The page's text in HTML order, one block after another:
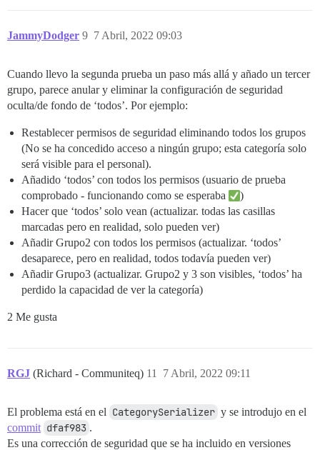
JammyDodger 7 Abril, 2022 09:03
9
Cuando llevo la segunda prueba un paso más allá y añado un tercer
grupo, parece anular y eliminar la configuración de seguridad
oculta/de fondo de ‘todos’. Por ejemplo:
Restablecer permisos de seguridad eliminando todos los grupos
(No se ha concedido acceso a ningún grupo; esta categoría solo
será visible para el personal).
Añadido ‘todos’ con todos los permisos (usuario de prueba
comprobado - funcionando como se esperaba
)
Hacer que ‘todos’ solo vean (actualizar. todas las casillas
marcadas pero en realidad, solo pueden ver)
Añadir Grupo2 con todos los permisos (actualizar. ‘todos’
desaparece, pero en realidad, todos todavía pueden ver)
Añadir Grupo3 (actualizar. Grupo2 y 3 son visibles, ‘todos’ ha
perdido la capacidad de ver la categoría)
2 Me gusta
RGJ (Richard - Communiteq) 7 Abril, 2022 09:11
11
El problema está en el CategorySerializer y se introdujo en el
commit dfaf983 .
Es una corrección de seguridad que se ha incluido en versiones